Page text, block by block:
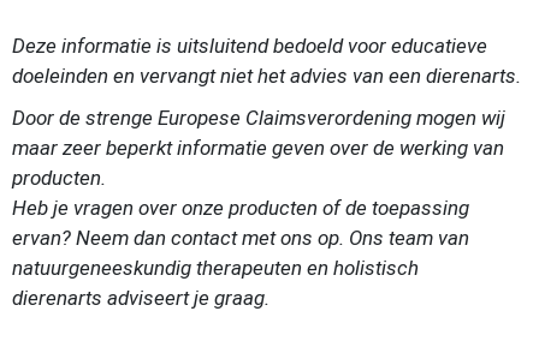
Deze informatie is uitsluitend bedoeld voor educatieve
doeleinden en vervangt niet het advies van een dierenarts.
Door de strenge Europese Claimsverordening mogen wij
maar zeer beperkt informatie geven over de werking van
producten.
Heb je vragen over onze producten of de toepassing
ervan? Neem dan contact met ons op. Ons team van
natuurgeneeskundig therapeuten en holistisch
dierenarts adviseert je graag.